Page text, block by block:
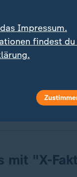
die erhoffte
vor Norwegen
mit "X-
Impressum.
findest du